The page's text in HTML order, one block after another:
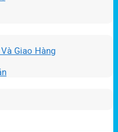
Giao Hàng